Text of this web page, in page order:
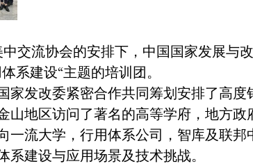
交流协会的安排下，中国国家发展与
系建设“主题的培训团。
家发改委紧密合作共同筹划安排了高度
山地区访问了著名的高等学府，地方政
一流大学，行用体系公司，智库及联邦
系建设与应用场景及技术挑战。